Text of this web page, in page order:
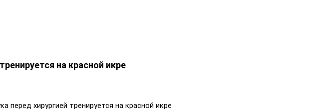
на красной икре
перед хирургией тренируется на красной икре